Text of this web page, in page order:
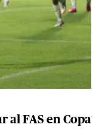
al FAS en Copa